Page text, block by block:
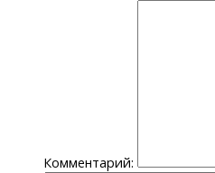
Комментарий: